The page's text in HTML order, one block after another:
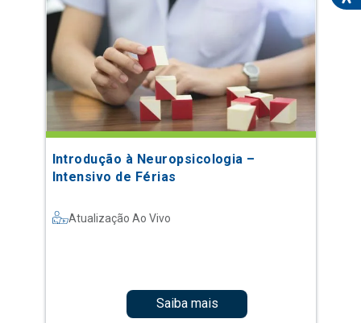
Introdução à Neuropsicologia –
Intensivo de Férias
Atualização Ao Vivo
Saiba mais